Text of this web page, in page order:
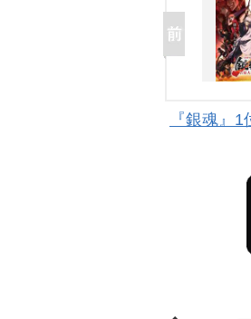
『銀魂』